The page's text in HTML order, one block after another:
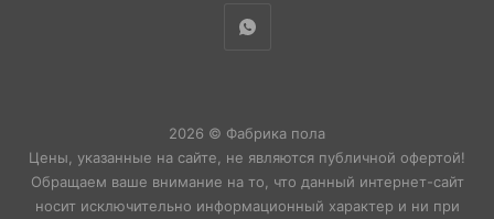
2026 © Фабрика пола
Цены, указанные на сайте, не являются публичной офертой!
Обращаем ваше внимание на то, что данный интернет-сайт
носит исключительно информационный характер и ни при